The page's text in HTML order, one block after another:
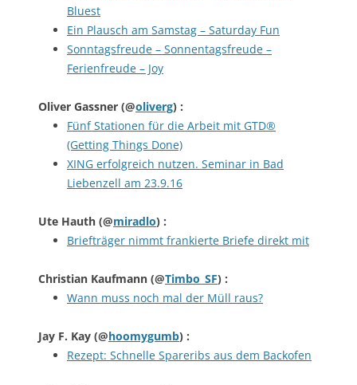
Bluest
Ein Plausch am Samstag – Saturday Fun
Sonntagsfreude – Sonnentagsfreude –
Ferienfreude – Joy
Oliver Gassner (@oliverg) :
Fünf Stationen für die Arbeit mit GTD®
(Getting Things Done)
XING erfolgreich nutzen. Seminar in Bad
Liebenzell am 23.9.16
Ute Hauth (@miradlo) :
Briefträger nimmt frankierte Briefe direkt mit
Christian Kaufmann (@Timbo_SF) :
Wann muss noch mal der Müll raus?
Jay F. Kay (@hoomygumb) :
Rezept: Schnelle Spareribs aus dem Backofen